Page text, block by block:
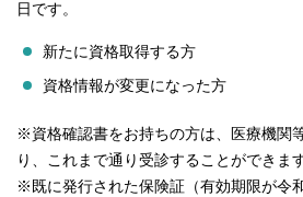
日です。
新たに資格取得する方
資格情報が変更になった方
※資格確認書をお持ちの方は、医療機関
り、これまで通り受診することができます
※既に発行された保険証（有効期限が令